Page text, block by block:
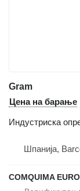
Gram
Цена на барање
Индустриска
Шпанија,
COMQUIMA